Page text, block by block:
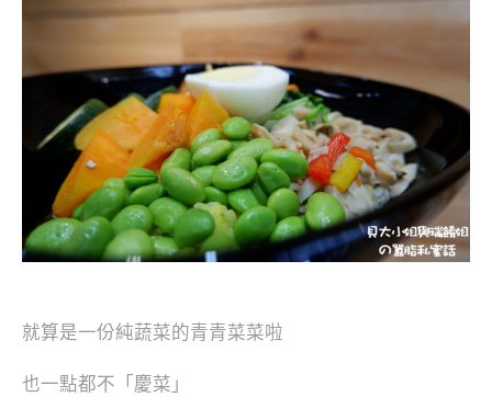
就算是一份純蔬菜的青青菜菜啦
也一點都不「慶菜」